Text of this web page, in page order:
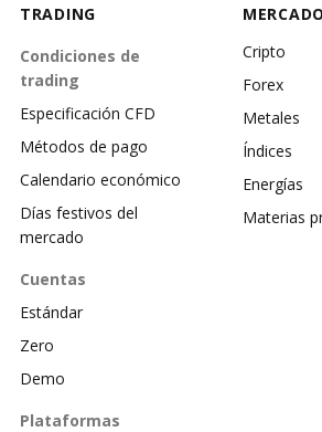
TRADING
Condiciones de
trading
Especificación CFD
Métodos de pago
Calendario económico
Días festivos del
mercado
Cuentas
Estándar
Zero
Demo
Plataformas
Cripto
Forex
Metales
Índices
Energías
Materias